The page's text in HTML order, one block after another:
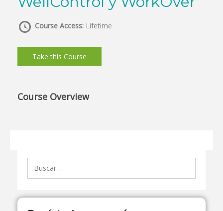
Course Access: Lifetime
Take this Course
Course Overview